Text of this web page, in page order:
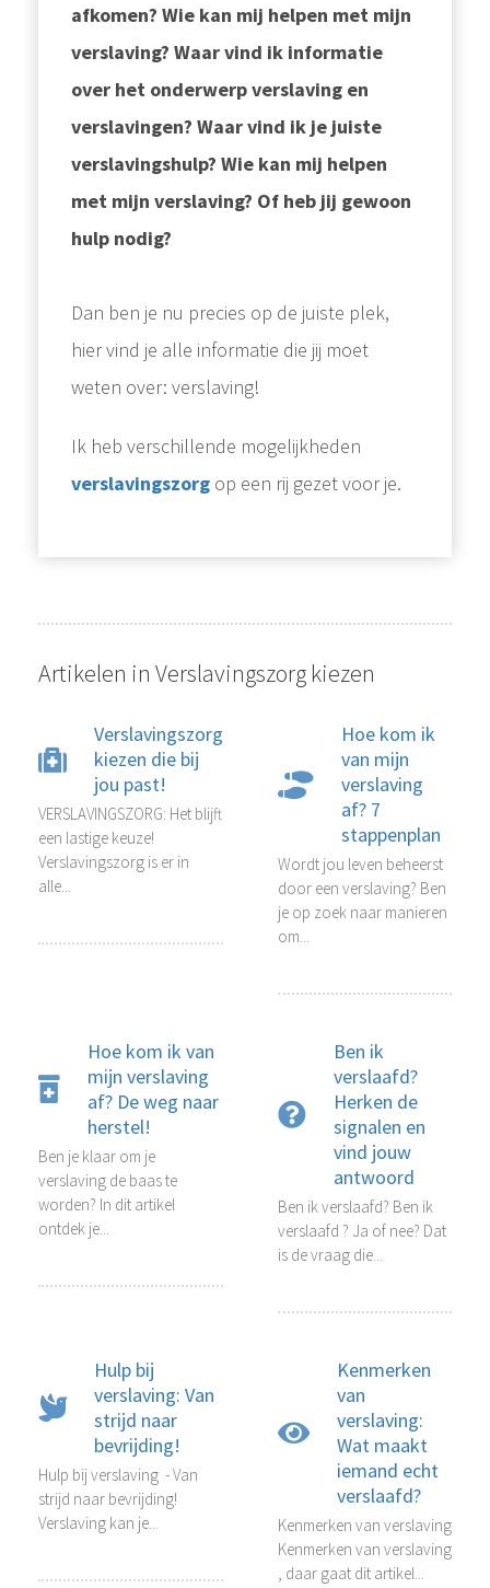
afkomen? Wie kan mij helpen met mijn
verslaving? Waar vind ik informatie
over het onderwerp verslaving en
verslavingen? Waar vind ik je juiste
verslavingshulp? Wie kan mij helpen
met mijn verslaving? Of heb jij gewoon
hulp nodig?
Dan ben je nu precies op de juiste plek,
hier vind je alle informatie die jij moet
weten over: verslaving!
Ik heb verschillende mogelijkheden
verslavingszorg op een rij gezet voor je.
Artikelen in Verslavingszorg kiezen
Verslavingszorg
kiezen die bij
jou past!
VERSLAVINGSZORG: Het blijft
een lastige keuze!
Verslavingszorg is er in
alle...
Hoe kom ik
van mijn
verslaving
af? 7
stappenplan
Wordt jou leven beheerst
door een verslaving? Ben
je op zoek naar manieren
om...
Hoe kom ik van
mijn verslaving
af? De weg naar
herstel!
Ben je klaar om je
verslaving de baas te
worden? In dit artikel
ontdek je...
Ben ik
verslaafd?
Herken de
signalen en
vind jouw
antwoord
Ben ik verslaafd? Ben ik
verslaafd ? Ja of nee? Dat
is de vraag die...
Hulp bij
verslaving: Van
strijd naar
bevrijding!
Hulp bij verslaving - Van
strijd naar bevrijding!
Verslaving kan je...
Kenmerken
van
verslaving:
Wat maakt
iemand echt
verslaafd?
Kenmerken van verslaving
Kenmerken van verslaving
, daar gaat dit artikel...